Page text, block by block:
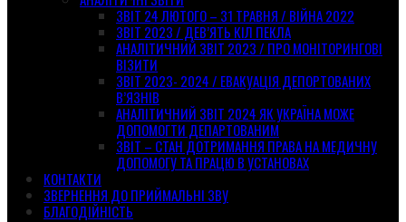
ЗВІТ 24 ЛЮТОГО – 31 ТРАВНЯ / ВІЙНА 2022
ЗВІТ 2023 / ДЕВ’ЯТЬ КІЛ ПЕКЛА
АНАЛІТИЧНИЙ ЗВІТ 2023 / ПРО МОНІТОРИНГОВІ
ВІЗИТИ
ЗВІТ 2023- 2024 / ЕВАКУАЦІЯ ДЕПОРТОВАНИХ
В’ЯЗНІВ
АНАЛІТИЧНИЙ ЗВІТ 2024 ЯК УКРАЇНА МОЖЕ
ДОПОМОГТИ ДЕПАРТОВАНИМ
ЗВІТ – СТАН ДОТРИМАННЯ ПРАВА НА МЕДИЧНУ
ДОПОМОГУ ТА ПРАЦЮ В УСТАНОВАХ
КОНТАКТИ
ЗВЕРНЕННЯ ДО ПРИЙМАЛЬНІ ЗВУ
БЛАГОДІЙНІСТЬ